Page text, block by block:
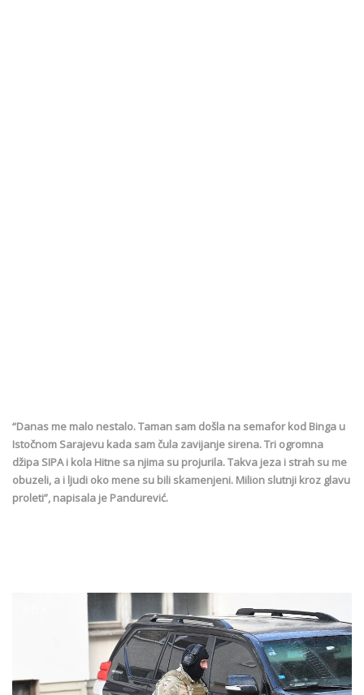
“Danas me malo nestalo. Taman sam došla na semafor kod Binga u
Istočnom Sarajevu kada sam čula zavijanje sirena. Tri ogromna
džipa SIPA i kola Hitne sa njima su projurila. Takva jeza i strah su me
obuzeli, a i ljudi oko mene su bili skamenjeni. Milion slutnji kroz glavu
proleti”, napisala je Pandurević.